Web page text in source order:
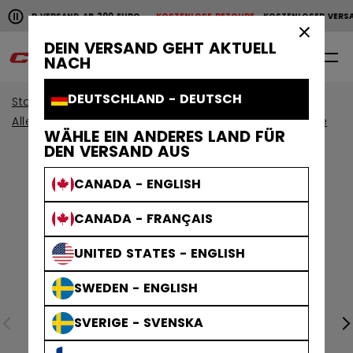
DEIN VERSAND GEHT AKTUELL
NACH
DEUTSCHLAND - DEUTSCH
WÄHLE EIN ANDERES LAND FÜR
DEN VERSAND AUS
CANADA - ENGLISH
CANADA - FRANÇAIS
UNITED STATES - ENGLISH
SWEDEN - ENGLISH
SVERIGE - SVENSKA
Horizontale Bildlaufanimation anhalten.
VERSAND AB 200 EUROKOSTENLOSE RETOURE KOSTENLOSER
KOSTENLOSER VERSAND AB 200 EURO KOSTENLOSE
0
Start
Schlittschuhe
Alle anzeigen Schlittschuhe
Tacks Schlittschuhe